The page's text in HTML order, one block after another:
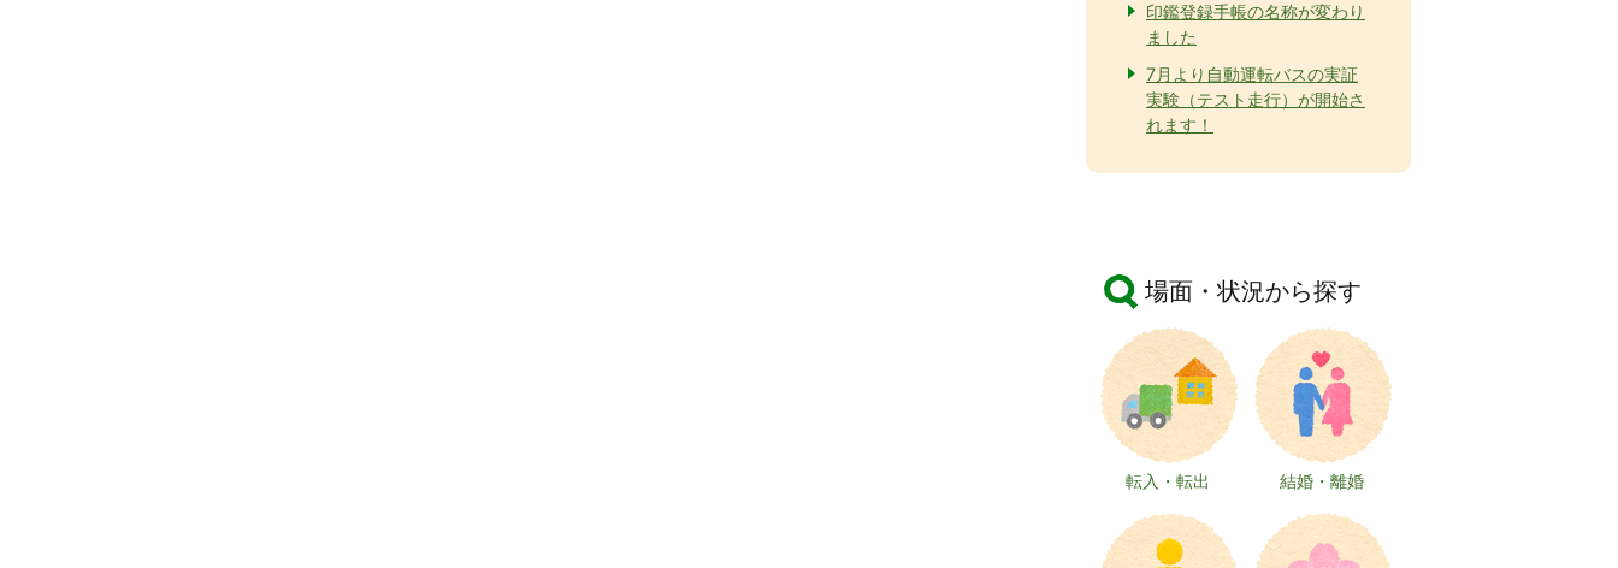
印鑑登録手帳の名称が変わり
ました
7月より自動運転バスの実証
実験（テスト走行）が開始さ
れます！
場面・状況から探す
転入・転出 結婚・離婚